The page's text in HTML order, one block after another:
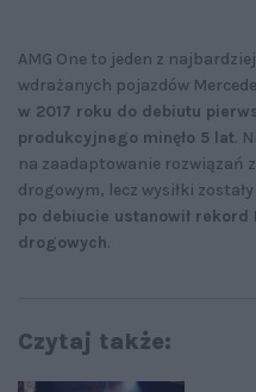
AMG One to jeden z
wdrażanych pojazdów
w 2017 roku do debiutu
produkcyjnego minęło 5 lat.
na zaadaptowanie rozwiązań
drogowym, lecz wysiłki
po debiucie ustanowił
drogowych.
Czytaj także: